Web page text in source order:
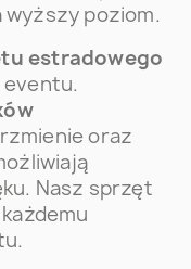
wyższy poziom.
estradowego
oraz
Nasz sprzęt